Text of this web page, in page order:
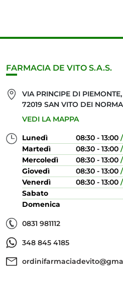
FARMACIA DE VITO S.A.S.
VIA PRINCIPE DI
72019 SAN VITO DEI
VEDI LA MAPPA
Lunedì 08:30 - 13:00
Martedì
08:30 - 13:00
Mercoledì
08:30 - 13:00
Giovedì
08:30 - 13:00
Venerdì
08:30 - 13:00
Sabato
Domenica
0831 981112
348 845 4185